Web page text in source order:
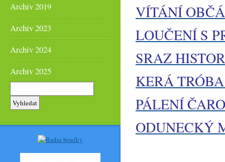
Archív 2019
Archív 2023
Archív 2024
Archív 2025
VÍTÁNÍ
LOUČENÍ S
SRAZ
KERÁ
PÁLENÍ
ODUNECKÝ